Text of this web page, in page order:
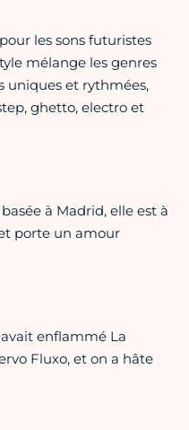
les sons futuristes
mélange les genres
uniques et rythmées,
ghetto, electro et
à Madrid, elle est à
porte un amour
enflammé La
Fluxo, et on a hâte